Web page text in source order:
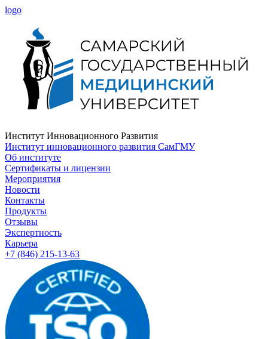
logo
Институт Инновационного Развития
Институт инновационного развития СамГМУ
Об институте
Сертификаты и лицензии
Мероприятия
Новости
Контакты
Продукты
Отзывы
Экспертность
Карьера
+7 (846) 215-13-63